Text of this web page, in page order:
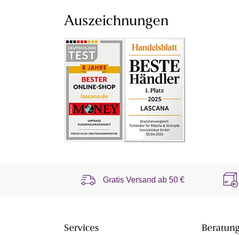
Auszeichnungen
Gratis Versand ab50 €
Services